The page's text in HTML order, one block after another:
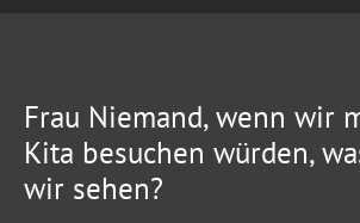
Frau Niemand, wenn wir
Kita besuchen würden,
wir sehen?